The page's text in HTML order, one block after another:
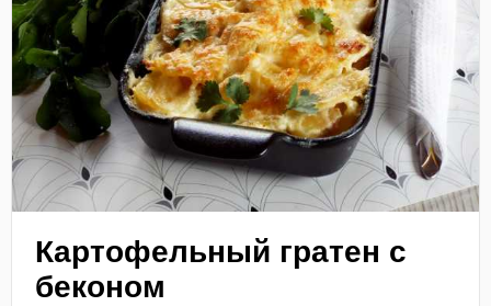
Картофельный гратен с
беконом